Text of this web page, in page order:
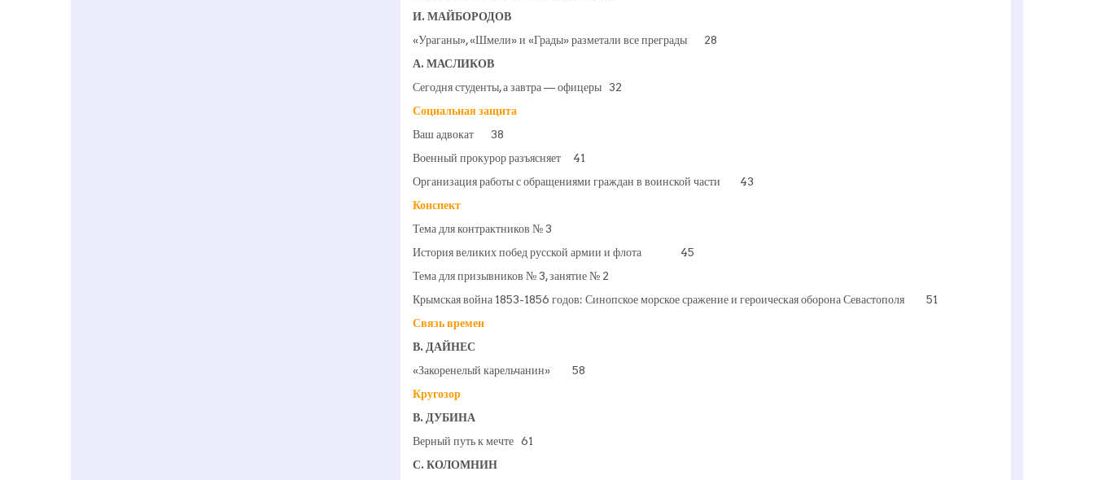
И. МАЙБОРОДОВ
«Ураганы», «Шмели» и «Грады» разметали все преграды 28
А. МАСЛИКОВ
Сегодня студенты, а завтра — офицеры 32
Социальная защита
Ваш адвокат 38
Военный прокурор разъясняет 41
Организация работы с обращениями граждан в воинской части 43
Конспект
Тема для контрактников № 3
История великих побед русской армии и флота 45
Тема для призывников № 3, занятие № 2
Крымская война 1853-1856 годов: Синопское морское сражение и героическая оборона Севастополя 51
Связь времен
В. ДАЙНЕС
«Закоренелый карельчанин» 58
Кругозор
В. ДУБИНА
Верный путь к мечте 61
С. КОЛОМНИН